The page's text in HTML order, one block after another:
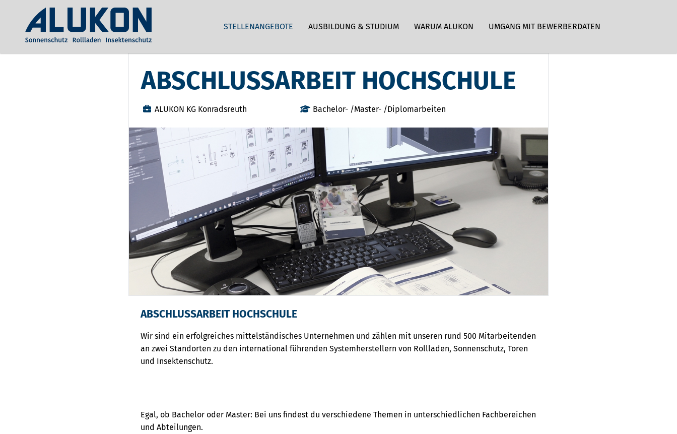
STELLENANGEBOTE AUSBILDUNG & STUDIUM WARUM ALUKON UMGANG MIT BEWERBERDATEN
ABSCHLUSSARBEIT HOCHSCHULE
ALUKON KG Konradsreuth Bachelor- /Master- /Diplomarbeiten
ABSCHLUSSARBEIT HOCHSCHULE
Wir sind ein erfolgreiches mittelständisches Unternehmen und zählen mit unseren rund 500 Mitarbeitenden
an zwei Standorten zu den international führenden Systemherstellern von Rollladen, Sonnenschutz, Toren
und Insektenschutz.
Egal, ob Bachelor oder Master: Bei uns findest du verschiedene Themen in unterschiedlichen Fachbereichen
und Abteilungen.